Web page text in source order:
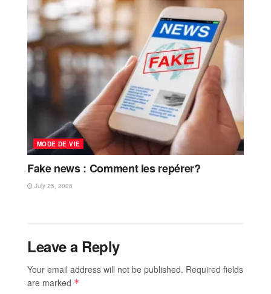
MODE DE VIE
Fake news : Comment les repérer?
July 25, 2026
Leave a Reply
Your email address will not be published. Required fields
are marked *